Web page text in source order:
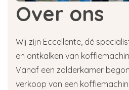
Over ons
Wij zijn Eccellente, dé
en ontkalken van
Vanaf een zolderkamer
verkoop van een